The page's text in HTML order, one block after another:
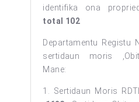
identifika ona
total 102
Departamentu Registu
sertidaun moris
Mane:
1. Sertidaun Moris